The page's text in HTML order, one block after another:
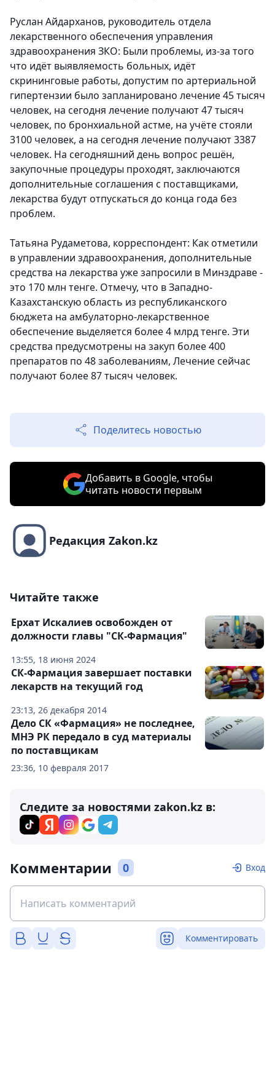
Руслан Айдарханов, руководитель отдела
лекарственного обеспечения управления
здравоохранения ЗКО: Были проблемы, из-за того
что идёт выявляемость больных, идёт
скрининговые работы, допустим по артериальной
гипертензии было запланировано лечение 45 тысяч
человек, на сегодня лечение получают 47 тысяч
человек, по бронхиальной астме, на учёте стояли
3100 человек, а на сегодня лечение получают 3387
человек. На сегодняшний день вопрос решён,
закупочные процедуры проходят, заключаются
дополнительные соглашения с поставщиками,
лекарства будут отпускаться до конца года без
проблем.
Татьяна Рудаметова, корреспондент: Как отметили
в управлении здравоохранения, дополнительные
средства на лекарства уже запросили в Минздраве -
это 170 млн тенге. Отмечу, что в Западно-
Казахстанскую область из республиканского
бюджета на амбулаторно-лекарственное
обеспечение выделяется более 4 млрд тенге. Эти
средства предусмотрены на закуп более 400
препаратов по 48 заболеваниям, Лечение сейчас
получают более 87 тысяч человек.
Поделитесь новостью
Добавить в Google, чтобы
читать новости первым
Редакция Zakon.kz
Читайте также
13:55, 18 июня 2024
Ерхат Искалиев освобожден от
должности главы "СК-Фармация"
23:13, 26 декабря 2014
СК-Фармация завершает поставки
лекарств на текущий год
23:36, 10 февраля 2017
Дело СК «Фармация» не последнее,
МНЭ РК передало в суд материалы
по поставщикам
Следите за новостями zakon.kz в:
Комментарии 0 Вход
Комментировать